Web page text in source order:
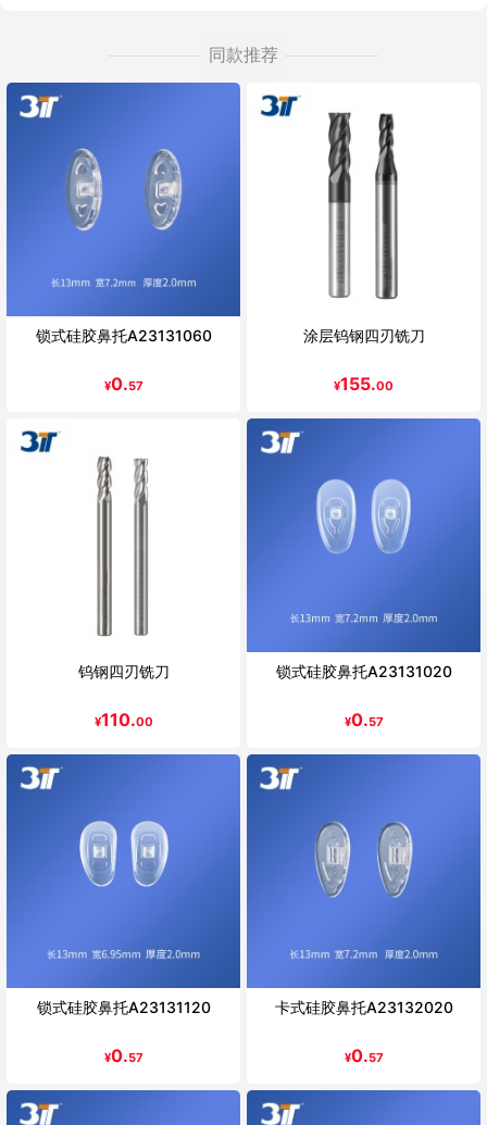
同款推荐
锁式硅胶鼻托A23131060
¥0.57
涂层钨钢四刃铣刀
¥155.00
钨钢四刃铣刀
¥110.00
锁式硅胶鼻托A23131020
¥0.57
锁式硅胶鼻托A23131120
¥0.57
卡式硅胶鼻托A23132020
¥0.57